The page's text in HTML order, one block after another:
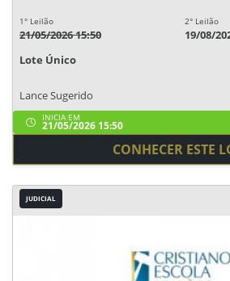
1° Leilão
21/05/2026 15:50
2° Leilão
19/08/
Lote Único
Lance Sugerido
INICIA EM
21/05/2026 15:50
CONHECER ESTE
JUDICIAL